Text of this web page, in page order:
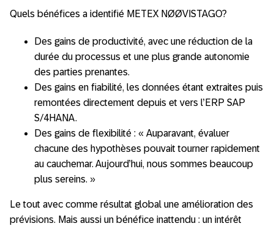
Quels bénéfices a identifié METEX NØØVISTAGO?
Des gains de productivité, avec une réduction de la
durée du processus et une plus grande autonomie
des parties prenantes.
Des gains en fiabilité, les données étant extraites puis
remontées directement depuis et vers l’ERP SAP
S/4HANA.
Des gains de flexibilité : « Auparavant, évaluer
chacune des hypothèses pouvait tourner rapidement
au cauchemar. Aujourd’hui, nous sommes beaucoup
plus sereins. »
Le tout avec comme résultat global une amélioration des
prévisions. Mais aussi un bénéfice inattendu : un intérêt